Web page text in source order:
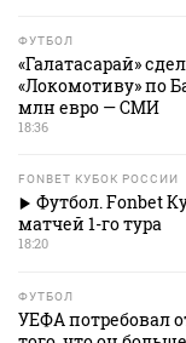
ФУТБОЛ
«Галатасарай»
«Локомотиву» по
млн евро — СМИ
18:36
FONBET КУБОК РОССИИ
Футбол. Fonbet
матчей 1-го тура
18:20
ФУТБОЛ
УЕФА потребовал